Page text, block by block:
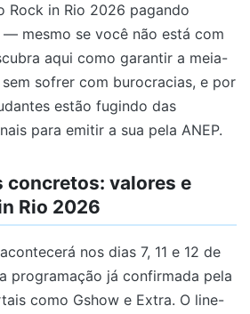
Rock in Rio 2026 pagando
mesmo se você não está com
aqui como garantir a meia-
sofrer com burocracias, e por
estão fugindo das
para emitir a sua pela ANEP.
concretos: valores e
Rio 2026
nos dias 7, 11 e 12 de
programação já confirmada pela
como Gshow e Extra. O line-